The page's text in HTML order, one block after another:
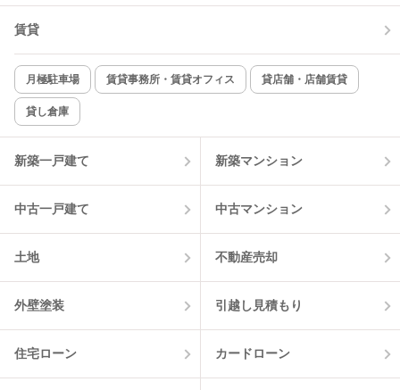
新着のみ インターネット無料
該当件数:
物件一覧に反映
賃貸
月極駐車場 賃貸事務所・賃貸オフィス 貸店舗・店舗賃貸
貸し倉庫
新築一戸建て 新築マンション
中古一戸建て 中古マンション
土地 不動産売却
外壁塗装 引越し見積もり
住宅ローン カードローン